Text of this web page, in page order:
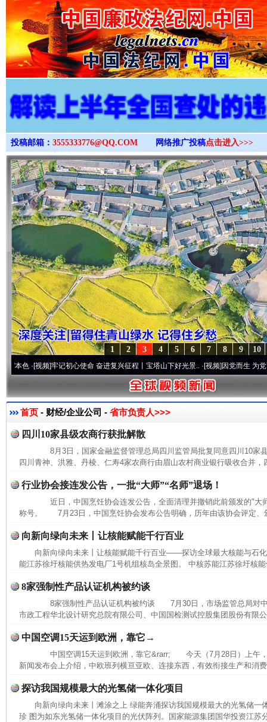
>
投稿邮箱： 3555333776@QQ.COM 网络推广投稿点击进入>>>
10
9
8
7
6
5
4
3
2
1
·[视频]牢记初心使命 奋进复兴征程丨宝塔山下好光景..·[视频]因党而生 为党而战
首页 - 财经/企业公司 - 省市负责人>>>
四川10家县级农商行获批解散
8月3日，国家金融监督管理总局四川监管局批复同意四川10
四川青神、洪雅、丹棱、仁寿4家农商行由眉山农村商业银行吸收合并
行业协会接连发公告，一批“大师”“名师”退场！
近日，中国烹饪协会连发公告，全面清理并撤销此前颁发的"大
称号。 7月23日，中国烹饪协会发布公告明确，历年由该协会评定、
向新向绿向未来丨让核能赋能千行百业
向新向绿向未来丨让核能赋能千行百业——探访全球最大核能与石
能江苏徐圩核能供热发电厂1号机组核岛全景图。 中核苏能江苏徐圩核
8家强制性产品认证机构被约谈
8家强制性产品认证机构被约谈 7月30日，市场监管总局对中
市政工程华北设计研究总院有限公司、中国国检测试控股集团股份有限
中国空调15天运到欧洲，靠它→
中国空调15天运到欧洲，靠它&rarr; 今天（7月28日）上午，
新闻发布会上介绍，中欧班列横亘亚欧、连接东西，有效衔接生产和消
探访我国规模最大的光氢储一体化项目
向新向绿向未来丨滩涂之上 绿能奔涌探访我国规模最大的光氢储一
珍 图为如东光氢储一体化项目的光伏阵列。国家能源集团国华投资